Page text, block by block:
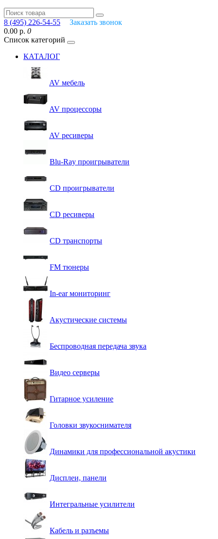
8 (495) 226-54-55
Заказать звонок
0.00 р. 0
Список категорий
КАТАЛОГ
AV мебель
AV процессоры
AV ресиверы
Blu-Ray проигрыватели
CD проигрыватели
CD ресиверы
CD транспорты
FM тюнеры
In-ear мониторинг
Акустические системы
Беспроводная передача звука
Видео серверы
Гитарное усиление
Головки звукоснимателя
Динамики для профессиональной акустики
Дисплеи, панели
Интегральные усилители
Кабель и разъемы